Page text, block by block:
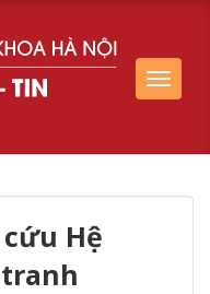
Toggle
Hệ